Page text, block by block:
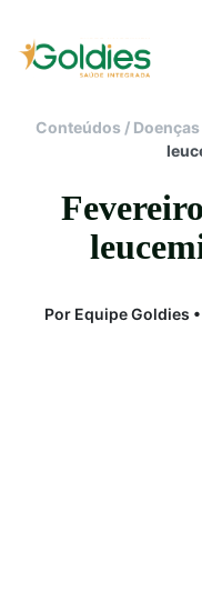
Conteúdos / Doenças
Por Equipe Goldies